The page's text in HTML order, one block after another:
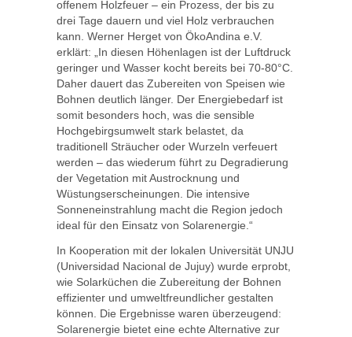
offenem Holzfeuer – ein Prozess, der bis zu
drei Tage dauern und viel Holz verbrauchen
kann. Werner Herget von ÖkoAndina e.V.
erklärt: „In diesen Höhenlagen ist der Luftdruck
geringer und Wasser kocht bereits bei 70-80°C.
Daher dauert das Zubereiten von Speisen wie
Bohnen deutlich länger. Der Energiebedarf ist
somit besonders hoch, was die sensible
Hochgebirgsumwelt stark belastet, da
traditionell Sträucher oder Wurzeln verfeuert
werden – das wiederum führt zu Degradierung
der Vegetation mit Austrocknung und
Wüstungserscheinungen. Die intensive
Sonneneinstrahlung macht die Region jedoch
ideal für den Einsatz von Solarenergie.“
In Kooperation mit der lokalen Universität UNJU
(Universidad Nacional de Jujuy) wurde erprobt,
wie Solarküchen die Zubereitung der Bohnen
effizienter und umweltfreundlicher gestalten
können. Die Ergebnisse waren überzeugend:
Solarenergie bietet eine echte Alternative zur